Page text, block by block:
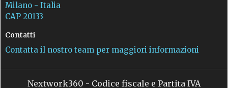
Milano - Italia
CAP 20133
Contatti
Contatta il nostro team per maggiori informazioni
Nextwork360 - Codice fiscale e Partita IVA